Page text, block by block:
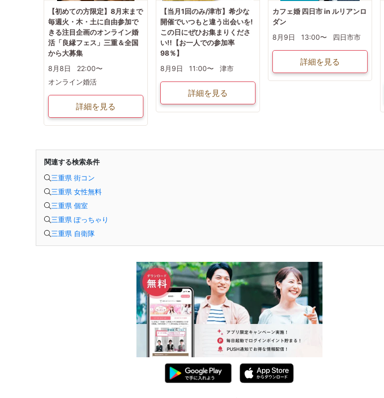
【初めての方限定】8月末まで
毎週火・木・土に自由参加で
きる注目企画のオンライン婚
活「良縁フェス」三重＆全国
から大募集
8月8日
22:00〜
オンライン婚活
詳細を見る
【当月1回のみ/津市】希少な
開催でいつもと違う出会いを!
この日にぜひお集まりくださ
い!!【お一人での参加率
98％】
8月9日
11:00〜 津市
詳細を見る
カフェ婚 四日市 in ルリアンロ
ダン
8月9日
13:00〜 四日市市
詳細を見る
関連する検索条件
三重県 街コン
三重県 女性無料
三重県 個室
三重県 ぽっちゃり
三重県 自衛隊